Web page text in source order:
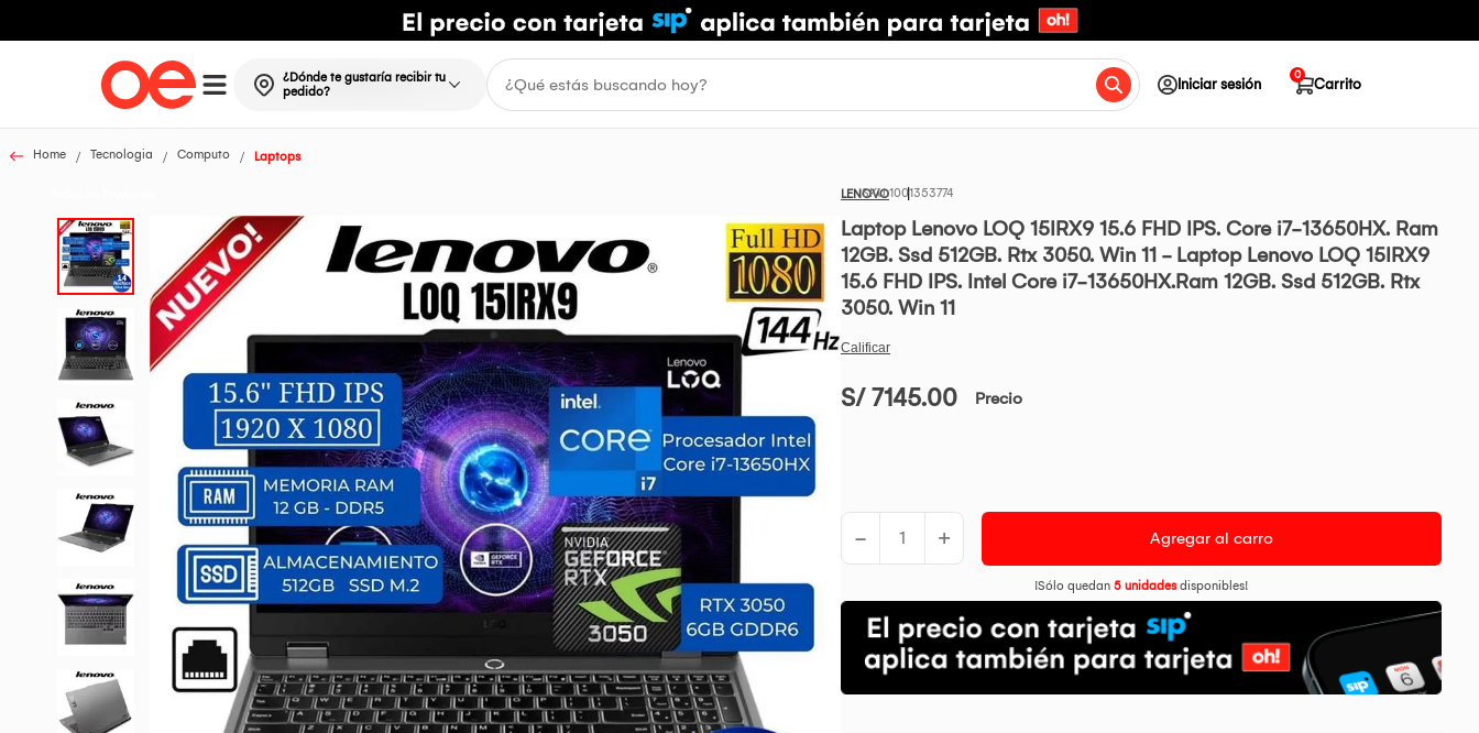
¿Dónde te gustaría recibir tu
pedido?
Iniciar sesión Carrito
0
Home Tecnologia Computo Laptops
LENOVO1001353774
Laptop Lenovo LOQ 15IRX9 15.6 FHD IPS. Core i7-13650HX. Ram
12GB. Ssd 512GB. Rtx 3050. Win 11 - Laptop Lenovo LOQ 15IRX9
15.6 FHD IPS. Intel Core i7-13650HX.Ram 12GB. Ssd 512GB. Rtx
3050. Win 11
S/ 7145.00 Precio
- + Agregar al carro
¡Sólo quedan 5 unidadesdisponibles!